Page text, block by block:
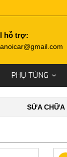
hỗ trợ:
PHỤ TÙNG
SỬA CHỮA